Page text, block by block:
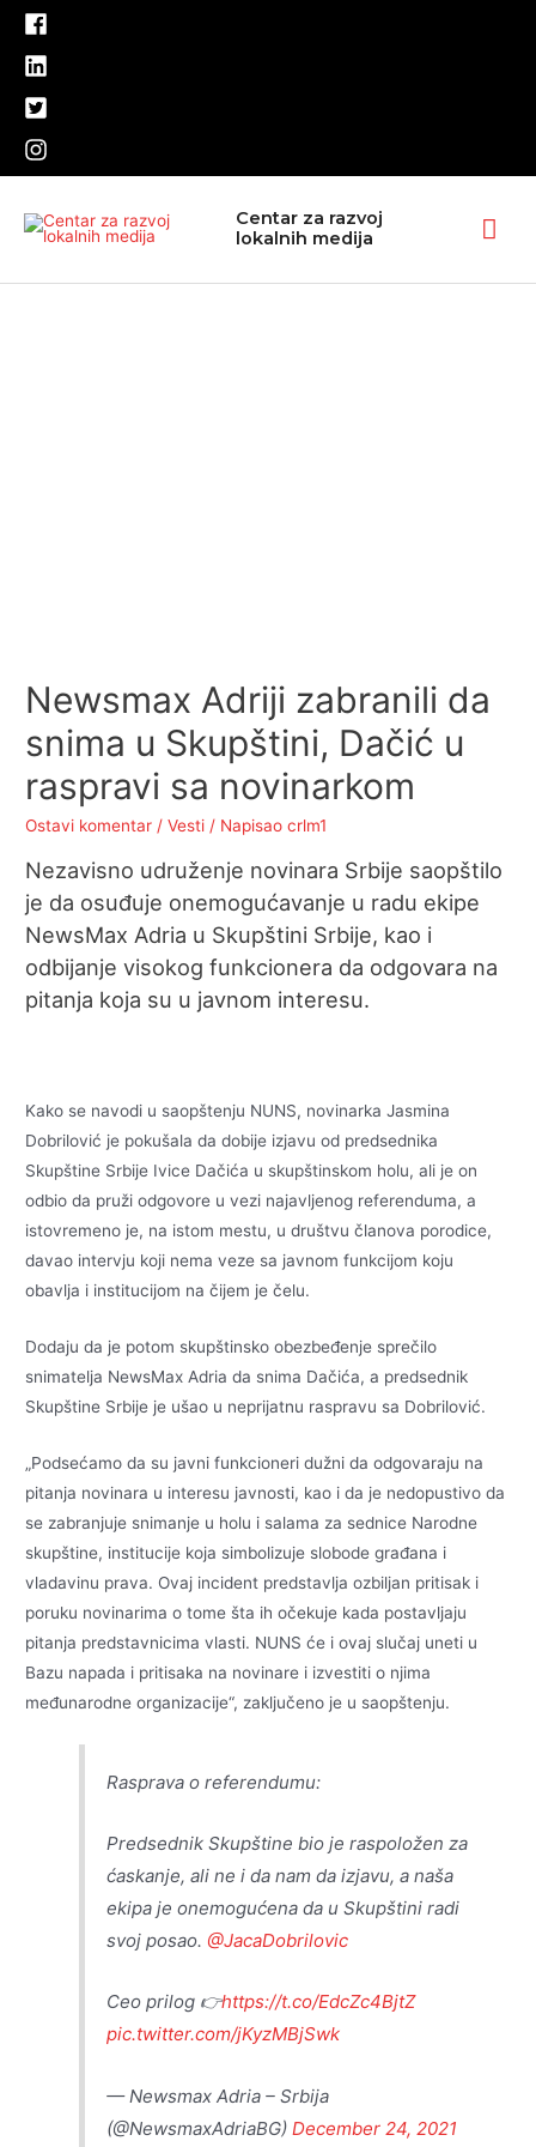
Pređi
sadržaj
Centar za razvoj
lokalnih medija
Newsmax Adriji zabranili da
snima u Skupštini, Dačić u
raspravi sa novinarkom
Ostavi komentar /Vesti / Napisao crlm1
Nezavisno udruženje novinara Srbije saopštilo
je da osuđuje onemogućavanje u radu ekipe
NewsMax Adria u Skupštini Srbije, kao i
odbijanje visokog funkcionera da odgovara na
pitanja koja su u javnom interesu.
Kako se navodi u saopštenju NUNS, novinarka Jasmina
Dobrilović je pokušala da dobije izjavu od predsednika
Skupštine Srbije Ivice Dačića u skupštinskom holu, ali je on
odbio da pruži odgovore u vezi najavljenog referenduma, a
istovremeno je, na istom mestu, u društvu članova porodice,
davao intervju koji nema veze sa javnom funkcijom koju
obavlja i institucijom na čijem je čelu.
Dodaju da je potom skupštinsko obezbeđenje sprečilo
snimatelja NewsMax Adria da snima Dačića, a predsednik
Skupštine Srbije je ušao u neprijatnu raspravu sa Dobrilović.
„Podsećamo da su javni funkcioneri dužni da odgovaraju na
pitanja novinara u interesu javnosti, kao i da je nedopustivo da
se zabranjuje snimanje u holu i salama za sednice Narodne
skupštine, institucije koja simbolizuje slobode građana i
vladavinu prava. Ovaj incident predstavlja ozbiljan pritisak i
poruku novinarima o tome šta ih očekuje kada postavljaju
pitanja predstavnicima vlasti. NUNS će i ovaj slučaj uneti u
Bazu napada i pritisaka na novinare i izvestiti o njima
međunarodne organizacije“, zaključeno je u saopštenju.
Rasprava o referendumu:
Predsednik Skupštine bio je raspoložen za
ćaskanje, ali ne i da nam da izjavu, a naša
ekipa je onemogućena da u Skupštini radi
svoj posao. @JacaDobrilovic
Ceo prilog 👉https://t.co/EdcZc4BjtZ
pic.twitter.com/jKyzMBjSwk
— Newsmax Adria – Srbija
(@NewsmaxAdriaBG) December 24, 2021